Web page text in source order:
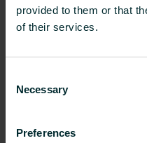
provided to them or that
of their services.
Selection
Necessary
Preferences